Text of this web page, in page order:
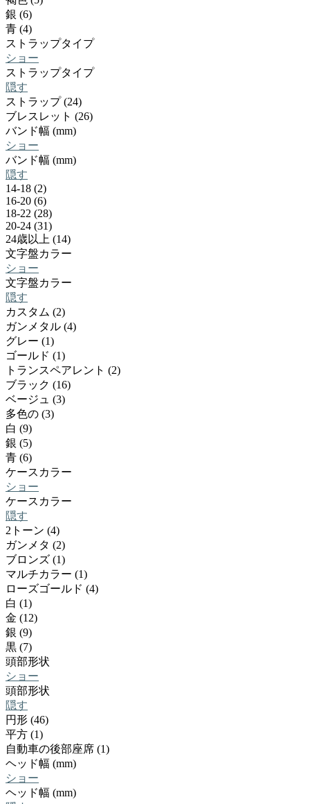
銀 (6)
青 (4)
ストラップタイプ
ショー
ストラップタイプ
隠す
ストラップ (24)
ブレスレット (26)
バンド幅 (mm)
ショー
バンド幅 (mm)
隠す
14-18 (2)
16-20 (6)
18-22 (28)
20-24 (31)
24歳以上 (14)
文字盤カラー
ショー
文字盤カラー
隠す
カスタム (2)
ガンメタル (4)
グレー (1)
ゴールド (1)
トランスペアレント (2)
ブラック (16)
ベージュ (3)
多色の (3)
白 (9)
銀 (5)
青 (6)
ケースカラー
ショー
ケースカラー
隠す
2トーン (4)
ガンメタ (2)
ブロンズ (1)
マルチカラー (1)
ローズゴールド (4)
白 (1)
金 (12)
銀 (9)
黒 (7)
頭部形状
ショー
頭部形状
隠す
円形 (46)
平方 (1)
自動車の後部座席 (1)
ヘッド幅 (mm)
ショー
ヘッド幅 (mm)